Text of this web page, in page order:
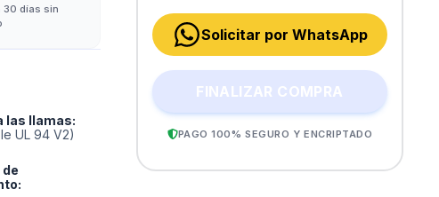
Solicitar por WhatsApp
FINALIZAR COMPRA
PAGO 100% SEGURO Y ENCRIPTADO
30 días sin
las llamas:
UL 94 V2)
: